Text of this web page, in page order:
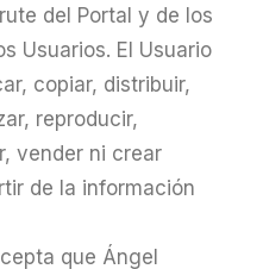
del Portal y de los
Usuarios. El Usuario
copiar, distribuir,
reproducir,
vender ni crear
de la información
que Ángel